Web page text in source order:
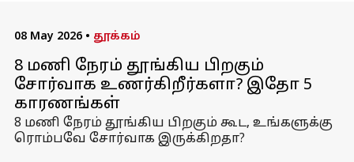
08 May 2026 • தூக்கம்
8 மணி நேரம் தூங்கிய பிறகும்
சோர்வாக உணர்கிறீர்களா? இதோ 5
காரணங்கள்
8 மணி நேரம் தூங்கிய பிறகும் கூட, உங்களுக்கு
ரொம்பவே சோர்வாக இருக்கிறதா?